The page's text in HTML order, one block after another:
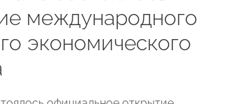
международного
экономического